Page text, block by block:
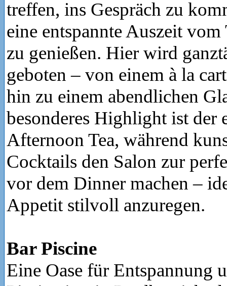
treffen, ins Gespräch zu
eine entspannte Auszeit vom
zu genießen. Hier wird
geboten – von einem à la
hin zu einem abendlichen
besonderes Highlight ist der
Afternoon Tea, während
Cocktails den Salon zur
vor dem Dinner machen –
Appetit stilvoll anzuregen.
Bar Piscine
Eine Oase für Entspannung